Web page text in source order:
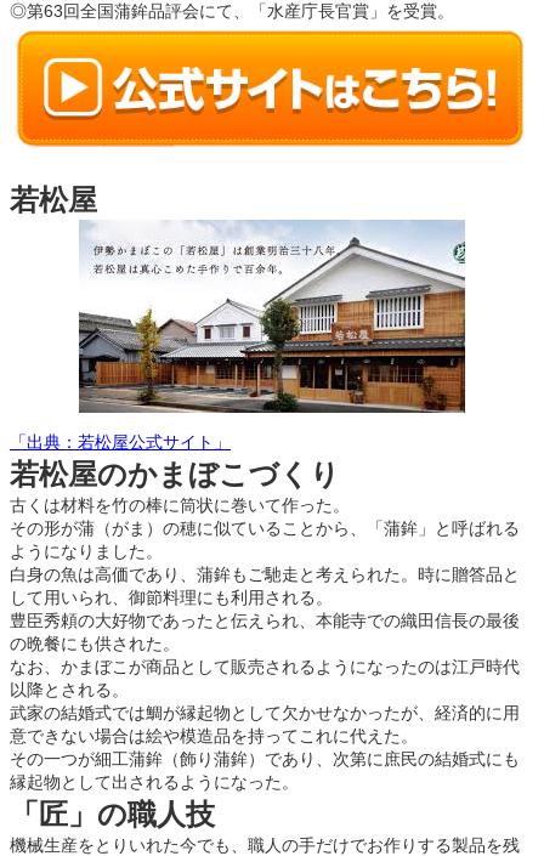
◎第63回全国蒲鉾品評会にて、「水産庁長官賞」を受賞。
若松屋
「出典：若松屋公式サイト」
若松屋のかまぼこづくり
古くは材料を竹の棒に筒状に巻いて作った。
その形が蒲（がま）の穂に似ていることから、「蒲鉾」と呼ばれる
ようになりました。
白身の魚は高価であり、蒲鉾もご馳走と考えられた。時に贈答品と
して用いられ、御節料理にも利用される。
豊臣秀頼の大好物であったと伝えられ、本能寺での織田信長の最後
の晩餐にも供された。
なお、かまぼこが商品として販売されるようになったのは江戸時代
以降とされる。
武家の結婚式では鯛が縁起物として欠かせなかったが、経済的に用
意できない場合は絵や模造品を持ってこれに代えた。
その一つが細工蒲鉾（飾り蒲鉾）であり、次第に庶民の結婚式にも
縁起物として出されるようになった。
「匠」の職人技
機械生産をとりいれた今でも、職人の手だけでお作りする製品を残